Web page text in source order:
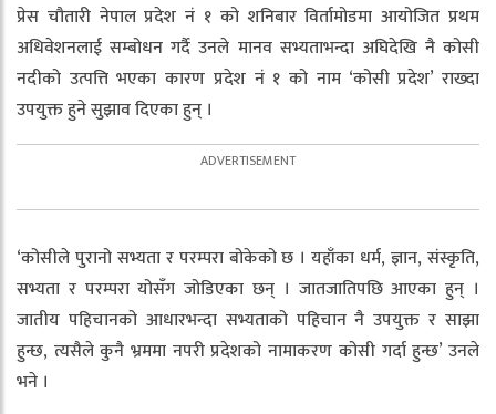
प्रेस चौतारी नेपाल प्रदेश नं १ को शनिबार विर्तामोडमा आयोजित प्रथम
अधिवेशनलाई सम्बोधन गर्दै उनले मानव सभ्यताभन्दा अघिदेखि नै कोसी
नदीको उत्पत्ति भएका कारण प्रदेश नं १ को नाम ‘कोसी प्रदेश’ राख्दा
उपयुक्त हुने सुझाव दिएका हुन् ।
‘कोसीले पुरानो सभ्यता र परम्परा बोकेको छ । यहाँका धर्म, ज्ञान, संस्कृति,
सभ्यता र परम्परा योसँग जोडिएका छन् । जातजातिपछि आएका हुन् ।
जातीय पहिचानको आधारभन्दा सभ्यताको पहिचान नै उपयुक्त र साझा
हुन्छ, त्यसैले कुनै भ्रममा नपरी प्रदेशको नामाकरण कोसी गर्दा हुन्छ’ उनले
भने ।